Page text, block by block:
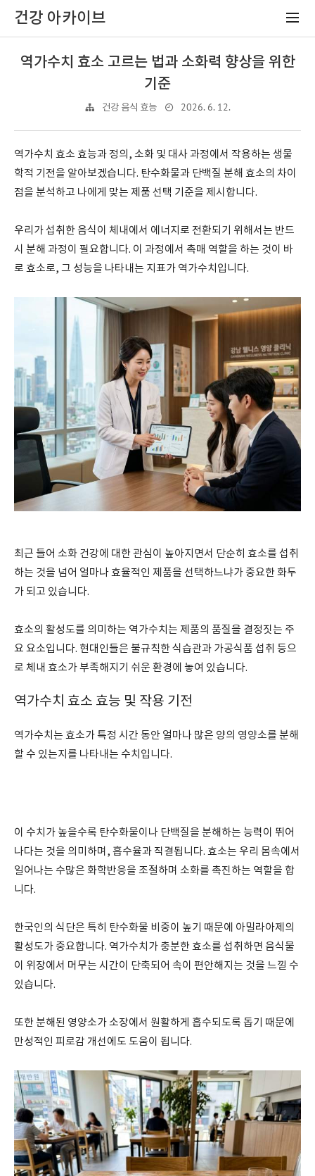
건강 아카이브
역가수치 효소 고르는 법과 소화력 향상을 위한
기준
건강 음식 효능 2026. 6. 12.
역가수치 효소 효능과 정의, 소화 및 대사 과정에서 작용하는 생물
학적 기전을 알아보겠습니다. 탄수화물과 단백질 분해 효소의 차이
점을 분석하고 나에게 맞는 제품 선택 기준을 제시합니다.
우리가 섭취한 음식이 체내에서 에너지로 전환되기 위해서는 반드
시 분해 과정이 필요합니다. 이 과정에서 촉매 역할을 하는 것이 바
로 효소로, 그 성능을 나타내는 지표가 역가수치입니다.
최근 들어 소화 건강에 대한 관심이 높아지면서 단순히 효소를 섭취
하는 것을 넘어 얼마나 효율적인 제품을 선택하느냐가 중요한 화두
가 되고 있습니다.
효소의 활성도를 의미하는 역가수치는 제품의 품질을 결정짓는 주
요 요소입니다. 현대인들은 불규칙한 식습관과 가공식품 섭취 등으
로 체내 효소가 부족해지기 쉬운 환경에 놓여 있습니다.
역가수치 효소 효능 및 작용 기전
역가수치는 효소가 특정 시간 동안 얼마나 많은 양의 영양소를 분해
할 수 있는지를 나타내는 수치입니다.
이 수치가 높을수록 탄수화물이나 단백질을 분해하는 능력이 뛰어
나다는 것을 의미하며, 흡수율과 직결됩니다. 효소는 우리 몸속에서
일어나는 수많은 화학반응을 조절하며 소화를 촉진하는 역할을 합
니다.
한국인의 식단은 특히 탄수화물 비중이 높기 때문에 아밀라아제의
활성도가 중요합니다. 역가수치가 충분한 효소를 섭취하면 음식물
이 위장에서 머무는 시간이 단축되어 속이 편안해지는 것을 느낄 수
있습니다.
또한 분해된 영양소가 소장에서 원활하게 흡수되도록 돕기 때문에
만성적인 피로감 개선에도 도움이 됩니다.